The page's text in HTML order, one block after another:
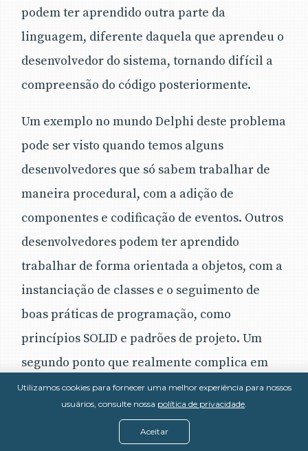
podem ter aprendido outra parte da
linguagem, diferente daquela que aprendeu o
desenvolvedor do sistema, tornando difícil a
compreensão do código posteriormente.
Um exemplo no mundo Delphi deste problema
pode ser visto quando temos alguns
desenvolvedores que só sabem trabalhar de
maneira procedural, com a adição de
componentes e codificação de eventos. Outros
desenvolvedores podem ter aprendido
trabalhar de forma orientada a objetos, com a
instanciação de classes e o seguimento de
boas práticas de programação, como
princípios SOLID e padrões de projeto. Um
segundo ponto que realmente complica em
termos de simplicidade de uma linguagem de
programação é o fato de ela ter diversas
maneiras de realizar uma única tarefa. Por
Utilizamos cookies para fornecer uma melhor experiência para nossos
usuários, consulte nossa política de privacidade.
Aceitar